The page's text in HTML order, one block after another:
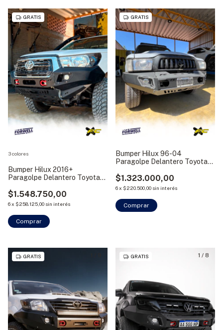
1/8
GRATIS
Bumper Hilux 2016+
Paragolpe Delantero Toyota
$1.548.750,00
6x $258.125,00 sin interés
3 colores
Comprar
1 / 4
GRATIS
Bumper Hilux 96-04
Paragolpe Delantero Toyota
$1.323.000,00
6x $220.500,00 sin interés
Comprar
GRATIS 1 / 8
GRATIS